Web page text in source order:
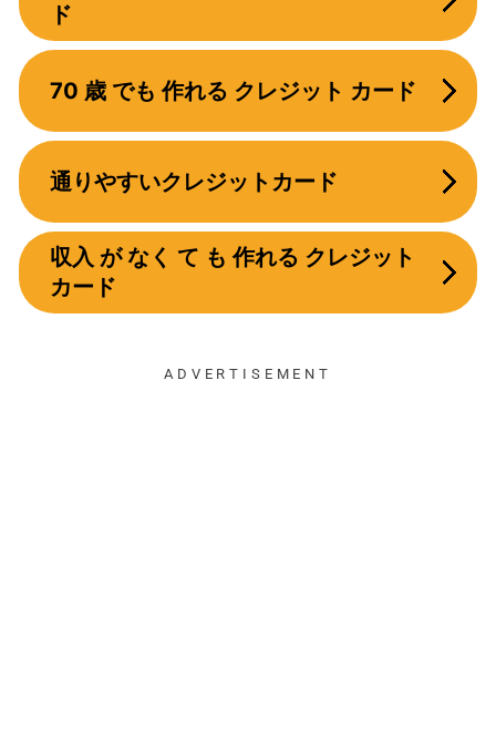
ド
70 歳 でも 作れる クレジット カード
通りやすいクレジットカード
収入 が なく て も 作れる クレジット
カード
ADVERTISEMENT